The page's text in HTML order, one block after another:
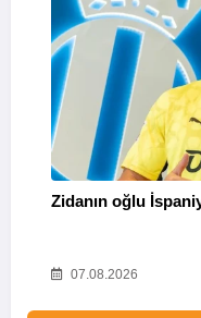
Zidanın oğlu
07.08.2026